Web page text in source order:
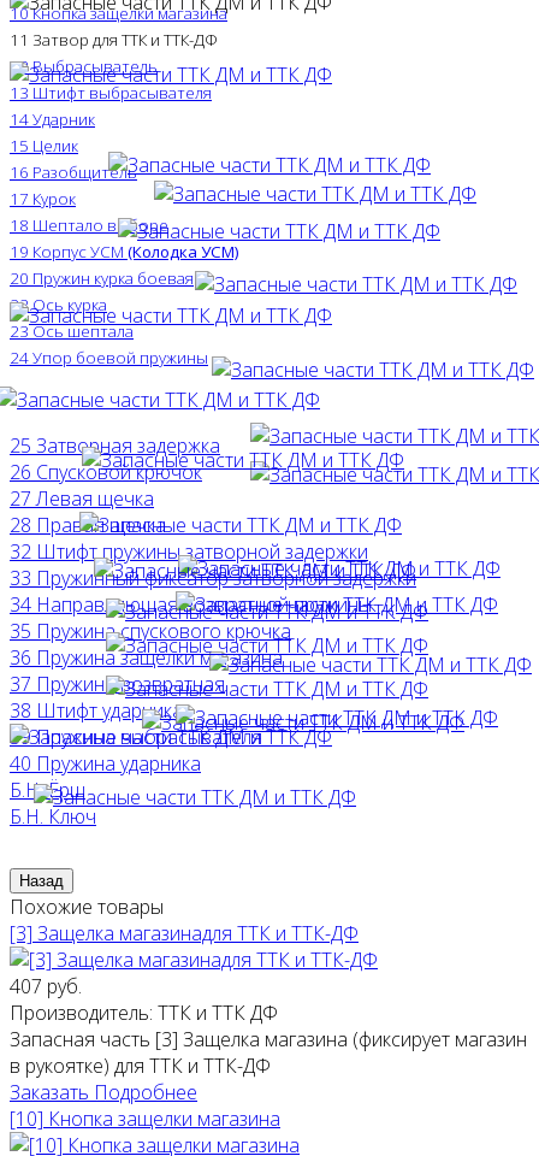
10 Кнопка защелки магазина
11 Затвор для ТТК и ТТК-ДФ
12 Выбрасыватель
13 Штифт выбрасывателя
14 Ударник
15 Целик
16 Разобщитель
17 Курок
18 Шептало в сборе
19 Корпус УСМ (Колодка УСМ)
20 Пружин курка боевая
22 Ось курка
23 Ось шептала
24 Упор боевой пружины
25 Затворная задержка
26 Спусковой крючок
27 Левая щечка
28 Правая щечка
32 Штифт пружины затворной задержки
33 Пружинный фиксатор затворной задержки
34 Направляющая возвратной пружины
35 Пружина спускового крючка
36 Пружина защелки магазина
37 Пружина возвратная
38 Штифт ударника
39 Пружина выбрасывателя
40 Пружина ударника
Б.Н. Ёрш
Б.Н. Ключ
Похожие товары
[3] Защелка магазинадля ТТК и ТТК-ДФ
407 руб.
Производитель: ТТК и ТТК ДФ
Запасная часть [3] Защелка магазина (фиксирует магазин
в рукоятке) для ТТК и ТТК-ДФ
Заказать Подробнее
[10] Кнопка защелки магазина